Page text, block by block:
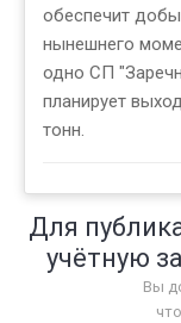
обеспечит
нынешнего
одно СП
планирует
тонн.
Для
учётную
Вы